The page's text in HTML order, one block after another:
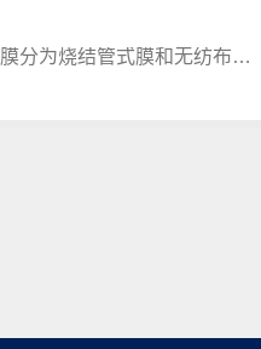
久吾有机管式膜分为烧结管式膜和⽆纺布管式膜两种，材料涉及PVDF、PES等